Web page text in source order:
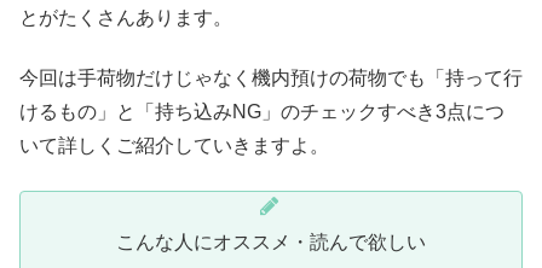
とがたくさんあります。
今回は手荷物だけじゃなく機内預けの荷物でも「持って行
けるもの」と「持ち込みNG」のチェックすべき3点につ
いて詳しくご紹介していきますよ。
こんな人にオススメ・読んで欲しい